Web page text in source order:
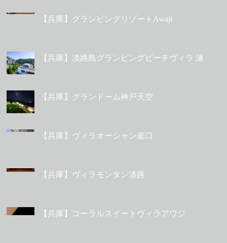
【兵庫】グランピングリゾートAwaji
【兵庫】淡路島グランピングビーチヴィラ 漣
【兵庫】グランドーム神戸天空
【兵庫】ヴィラオーシャン釜口
【兵庫】ヴィラモンタン淡路
【兵庫】コーラルスイートヴィラアワジ